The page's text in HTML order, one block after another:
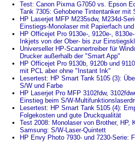
Test: Canon Pixma G7050 vs. Epson
Tank 7305: Gehobene Tintentanker mit
HP Laserjet MFP M235sdw, M234d-
Einstiegs-Monolaser mit Papierfach
HP Officejet Pro 9130e-, 9120e-,
Inkjets von der Ober- bis zur
Universeller HP-Scannertreiber für
Drucker außerhalb der "Smart App"
HP Officejet Pro 9130b, 9120b und
mit PCL aber ohne "Instant Ink"
Lesertest: HP Smart Tank 5105 (3):
S/W und Farbe
HP Laserjet Pro MFP 3102fdw,
Einstieg beim S/W-
Lesertest: HP Smart Tank 5105 (4):
Folgekosten und gute Druckqualität
Test 2008: Monolaser von Brother, HP,
Samsung: S/W-Laser-Quintett
HP Envy Photo 7930- und 7230-Serie: